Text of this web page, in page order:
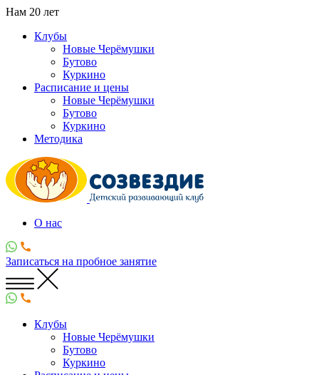
Нам 20 лет
Клубы
Новые Черёмушки
Бутово
Куркино
Расписание и цены
Новые Черёмушки
Бутово
Куркино
Методика
О нас
Записаться на пробное занятие
Клубы
Новые Черёмушки
Бутово
Куркино